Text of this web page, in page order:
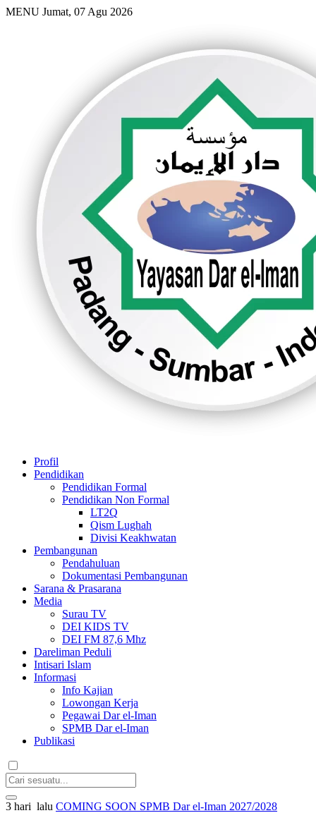
MENU Jumat, 07 Agu 2026
Profil
Pendidikan
Pendidikan Formal
Pendidikan Non Formal
LT2Q
Qism Lughah
Divisi Keakhwatan
Pembangunan
Pendahuluan
Dokumentasi Pembangunan
Sarana & Prasarana
Media
Surau TV
DEI KIDS TV
DEI FM 87,6 Mhz
Dareliman Peduli
Intisari Islam
Informasi
Info Kajian
Lowongan Kerja
Pegawai Dar el-Iman
SPMB Dar el-Iman
Publikasi
3 hari lalu COMING SOON SPMB Dar el-Iman 2027/2028